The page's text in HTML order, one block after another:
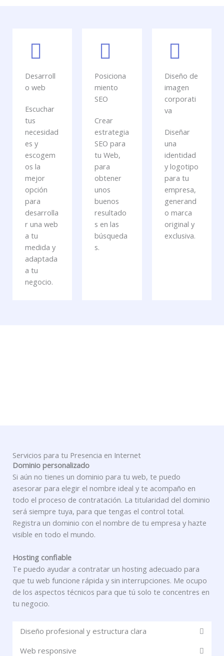
Desarroll
o web
Escuchar
tus
necesidad
es y
escogem
os la
mejor
opción
para
desarrolla
r una web
a tu
medida y
adaptada
a tu
negocio.
Posiciona
miento
SEO
Crear
estrategia
SEO para
tu Web,
para
obtener
unos
buenos
resultado
s en las
búsqueda
s.
Diseño de
imagen
corporati
va
Diseñar
una
identidad
y logotipo
para tu
empresa,
generand
o marca
original y
exclusiva.
Servicios para tu Presencia en Internet
Dominio personalizado
Si aún no tienes un dominio para tu web, te puedo
asesorar para elegir el nombre ideal y te acompaño en
todo el proceso de contratación. La titularidad del dominio
será siempre tuya, para que tengas el control total.
Registra un dominio con el nombre de tu empresa y hazte
visible en todo el mundo.
Hosting confiable
Te puedo ayudar a contratar un hosting adecuado para
que tu web funcione rápida y sin interrupciones. Me ocupo
de los aspectos técnicos para que tú solo te concentres en
tu negocio.
Diseño profesional y estructura clara
Web responsive